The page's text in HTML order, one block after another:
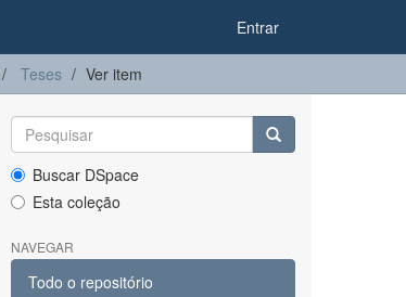
Entrar
Teses Ver item
Buscar DSpace
Esta coleção
NAVEGAR
Todo o repositório